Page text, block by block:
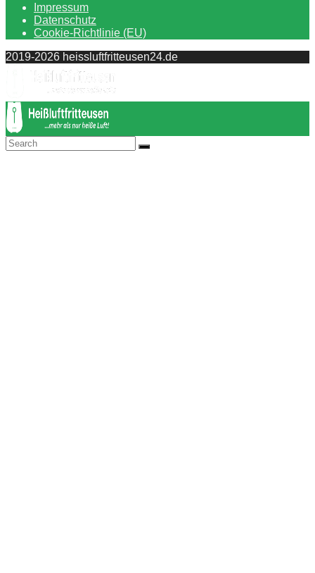
Impressum
Datenschutz
Cookie-Richtlinie (EU)
2019-2026 heissluftfritteusen24.de